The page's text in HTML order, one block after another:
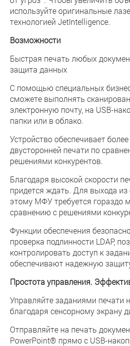
используйте оригинальные
технологией JetIntelligence.
Возможности
Быстрая печать любых
защита данных
С помощью специальных
сможете выполнять
электронную почту, на USB-
папки или в облако.
Устройство обеспечивает
двусторонней печати по
решениями конкурентов.
Благодаря высокой скорости
придется ждать. Для выхода
этому МФУ требуется гораздо
сравнению с решениями
Функции обеспечения
проверка подлинности LDAP,
контролировать доступ к
обеспечивают надежную
Простота управления.
Управляйте заданиями
благодаря сенсорному экрану
Отправляйте на печать
PowerPoint® прямо с USB-